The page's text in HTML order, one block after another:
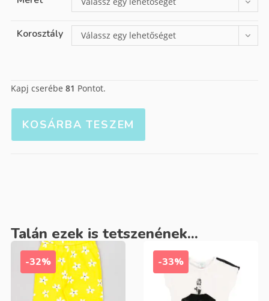
Korosztály Válassz egy lehetőséget
Kapj cserébe 81 Pontot.
KOSÁRBA TESZEM
Talán ezek is tetszenének...
-32% -33%